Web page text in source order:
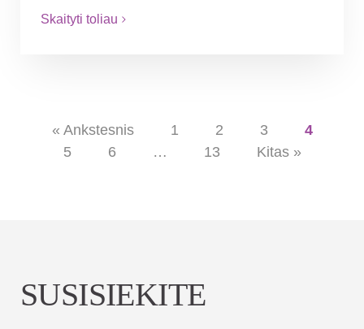
Skaityti toliau
« Ankstesnis 1 2 3
4
5
6 … 13 Kitas »
SUSISIEKITE